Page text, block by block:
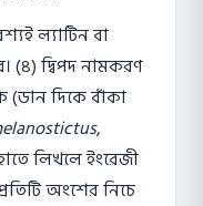
ল্যাটিন বা
(৪) দ্বিপদ নামকরণ
(ডান দিকে বাঁকা
,
লিখলে ইংরেজী
অংশের নিচে